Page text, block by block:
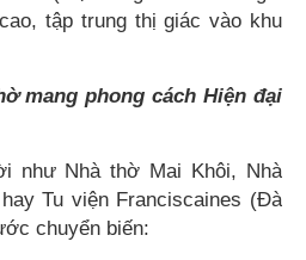
tập trung thị giác vào khu
mang phong cách Hiện đại
như Nhà thờ Mai Khôi, Nhà
Tu viện Franciscaines (Đà
chuyển biến: